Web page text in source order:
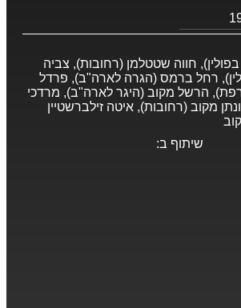
חווה שטטלמן (רחובות), צביה
רחל ברמס (הגרה לארה"ב), פרדל
הרשל מקוב (היגר לארה"ב), מרדכי
מקוב (רחובות), איטה זילברשטיין
שיתוף ב: